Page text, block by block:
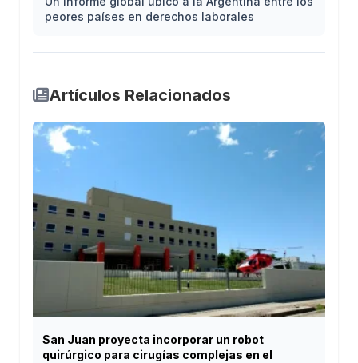
peores países en derechos laborales
Artículos Relacionados
San Juan proyecta incorporar un robot
quirúrgico para cirugías complejas en el